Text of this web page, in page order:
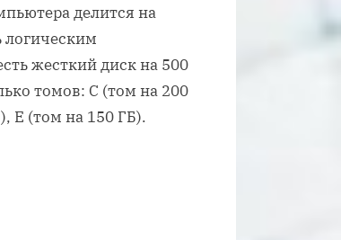
делится на
логическим
жесткий диск на 500
томов: C (том на 200
E (том на 150 ГБ).